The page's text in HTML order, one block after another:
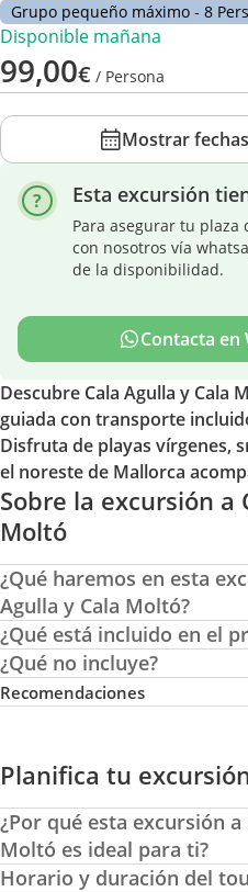
Grupo pequeño máximo - 8
Disponible mañana
99,00€ / Persona
Mostrar
Esta excursión
Para asegurar tu plaza
con nosotros vía
de la disponibilidad.
Contacta en
Descubre Cala Agulla y Cala
guiada con transporte
Disfruta de playas vírgenes,
el noreste de Mallorca
Sobre la excursión a
Moltó
¿Qué haremos en esta
Agulla y Cala Moltó?
¿Qué está incluido en el
¿Qué no incluye?
Recomendaciones
Planifica tu
¿Por qué esta excursión a
Moltó es ideal para ti?
Horario y duración del